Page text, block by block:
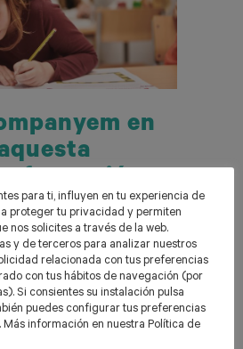
en
formació específics
als equips docents.
para ti, influyen en tu experiencia de
proteger tu privacidad y permiten
nos solicites a través de la web.
y de terceros para analizar nuestros
relacionada con tus preferencias
con tus hábitos de navegación (por
Si consientes su instalación pulsa
puedes configurar tus preferencias
información en nuestra Política de